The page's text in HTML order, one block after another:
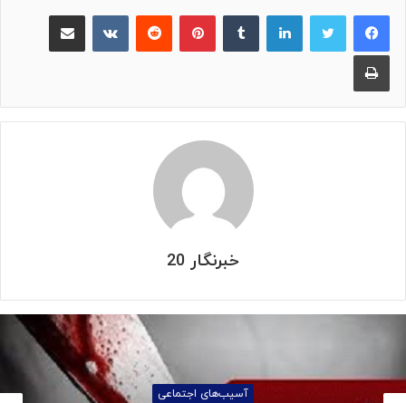
لینکدین پینترست ‫رددیت
چاپ
خبرنگار 20
آسیب‌های اجتماعی